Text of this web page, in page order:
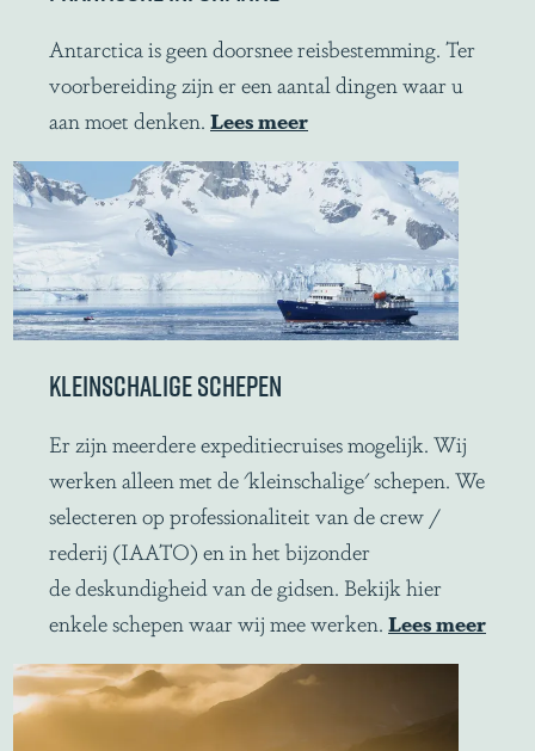
P
r
a
k
t
c
h
e
i
n
f
o
r
m
a
i
Antarctica is geen doorsnee reisbestemming. Ter
voorbereiding zijn er een aantal dingen waar u
aan moet denken.Lees meer
KLEINSCHALIGE SCHEPEN
K
l
e
i
n
s
c
h
Er zijn meerdere expeditiecruises mogelijk. Wij
werken alleen met de 'kleinschalige' schepen. We
selecteren op professionaliteit van de crew /
rederij (IAATO) en in het bijzonder
de deskundigheid van de gidsen. Bekijk hier
enkele schepen waar wij mee werken.Lees meer